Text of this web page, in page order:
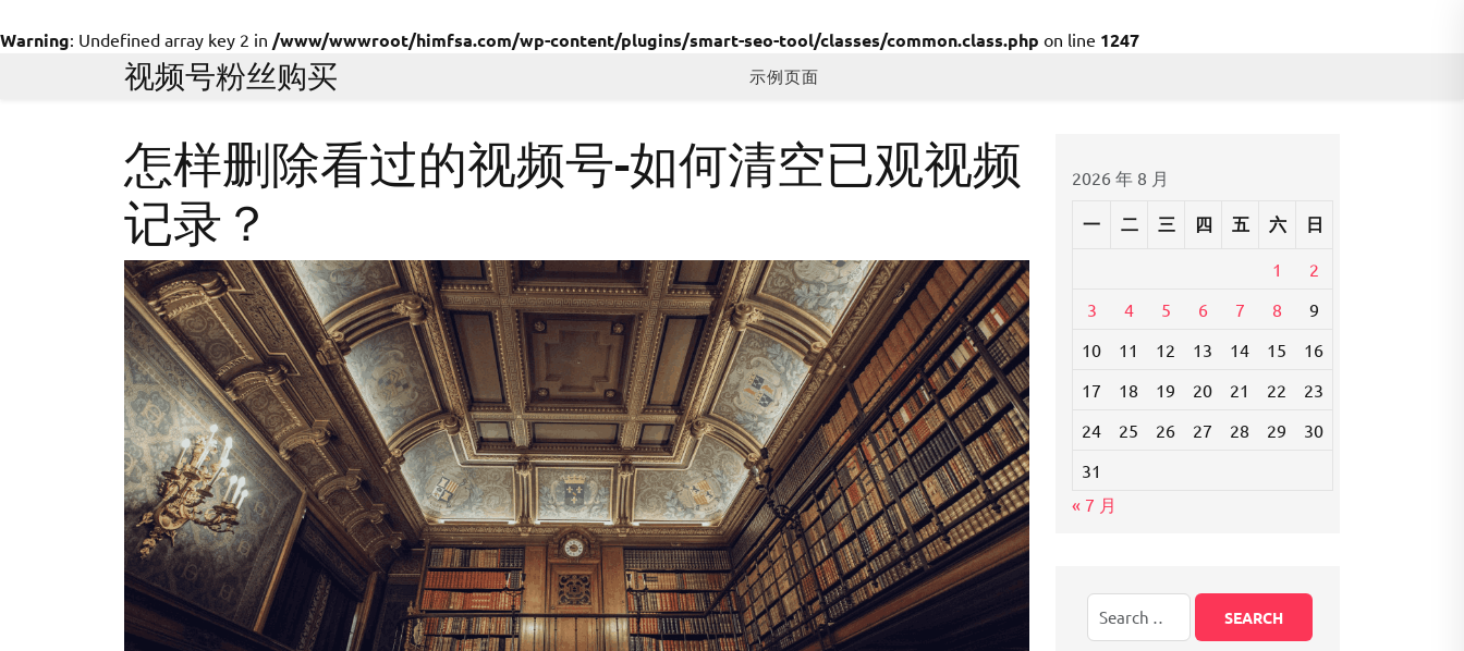
Warning: Undefined array key 2 in /www/wwwroot/himfsa.com/wp-content/plugins/smart-seo-tool/classes/common.class.php on line 1247
视频号粉丝购买 示例页面
怎样删除看过的视频号-如何清空已观视频
记录？
2026 年 8 月
一 二 三 四 五 六 日
1
2
3
4 5 6 7 8
9
10
11 12 13 14 15
16
17
18 19 20 21 22
23
24
25 26 27 28 29
30
31
« 7 月